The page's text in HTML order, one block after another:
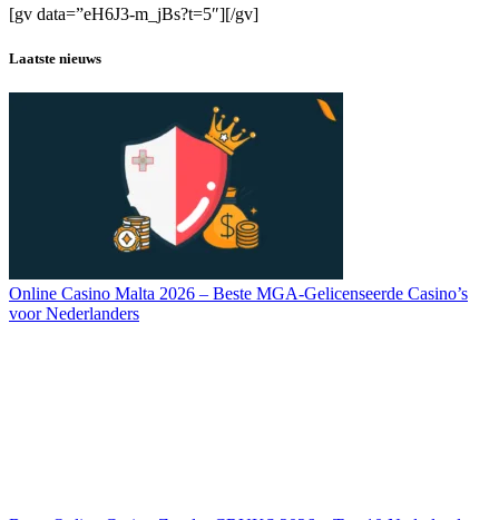
[gv data=”eH6J3-m_jBs?t=5″][/gv]
Laatste nieuws
Online Casino Malta 2026 – Beste MGA-Gelicenseerde Casino’s
voor Nederlanders